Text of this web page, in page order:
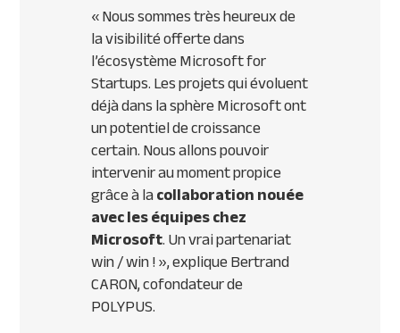
«Nous sommes très heureuxde
la visibilité offerte dans
l’écosystème Microsoft for
Startups.Les projets qui évoluent
déjà dans la sphère Microsoft ont
un potentiel de croissance
certain. Nous allons pouvoir
intervenir au moment propice
grâce à lacollaboration nouée
avec les équipes chez
Microsoft. Un vrai partenariat
win / win !», explique Bertrand
CARON, cofondateur de
POLYPUS.